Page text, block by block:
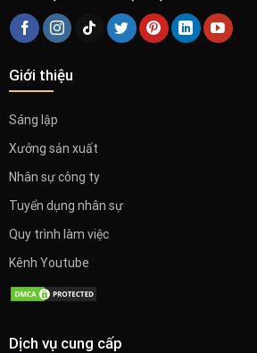
Giới thiệu
Sáng lập
Xưởng sản xuất
Nhân sự công ty
Tuyển dụng nhân sự
Quy trình làm việc
Kênh Youtube
Dịch vụ cung cấp